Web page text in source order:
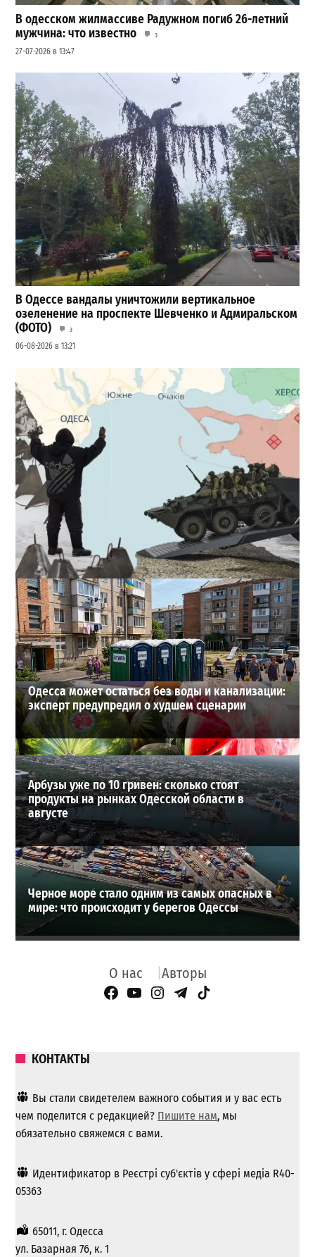
В одесском жилмассиве Радужном погиб 26-летний
мужчина: что известно
3
27-07-2026 в 13:47
В Одессе вандалы уничтожили вертикальное
озеленение на проспекте Шевченко и Адмиральском
(ФОТО)
3
06-08-2026 в 13:21
Полковник ВСУ рассказал, выдержит ли Одесса
новое наступление
2
27-07-2026 в 11:19
ВИБОР РЕДАКЦИИ
Одесса может остаться без воды и канализации:
эксперт предупредил о худшем сценарии
Арбузы уже по 10 гривен: сколько стоят
продукты на рынках Одесской области в
августе
Черное море стало одним из самых опасных в
мире: что происходит у берегов Одессы
О нас Авторы
Facebook Page
YouTube
Instagram
Telegram
TikTok
КОНТАКТЫ
Вы стали свидетелем важного события и у вас есть
чем поделится с редакцией? Пишите нам, мы
обязательно свяжемся с вами.
Идентификатор в Реєстрі суб'єктів у сфері медіа R40-
05363
65011, г. Одесса
ул. Базарная 76, к. 1